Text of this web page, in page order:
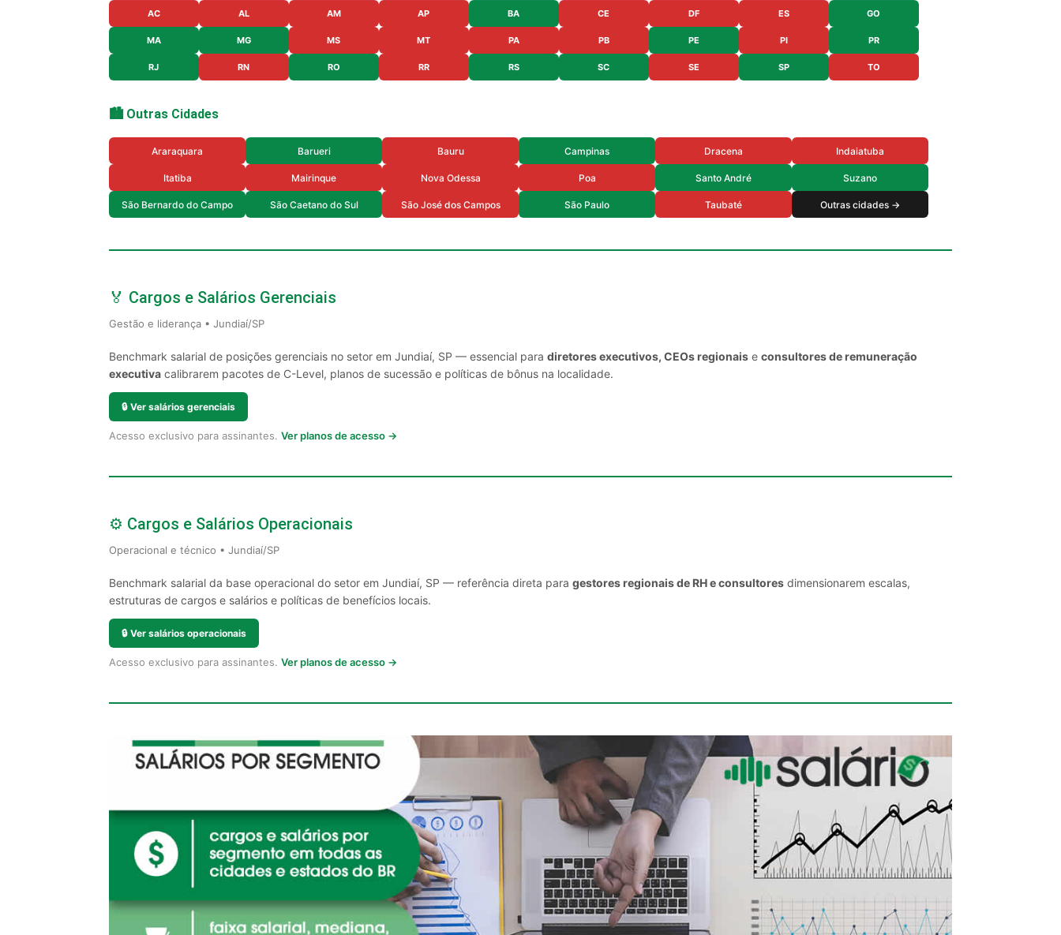
AC AL AM AP BA CE DF ES GO
MA MG MS MT PA PB PE PI PR
RJ RN RO RR RS SC SE SP TO
🏙️ Outras Cidades
Araraquara Barueri Bauru Campinas Dracena Indaiatuba
Itatiba Mairinque Nova Odessa Poa Santo André Suzano
São Bernardo do Campo São Caetano do Sul São José dos Campos São Paulo Taubaté Outras cidades →
🏅 Cargos e Salários Gerenciais
Gestão e liderança • Jundiaí/SP
Benchmark salarial de posições gerenciais no setor em Jundiaí, SP — essencial para diretores executivos, CEOs regionais e consultores de remuneração
executiva calibrarem pacotes de C-Level, planos de sucessão e políticas de bônus na localidade.
🔒 Ver salários gerenciais
Acesso exclusivo para assinantes. Ver planos de acesso →
⚙️ Cargos e Salários Operacionais
Operacional e técnico • Jundiaí/SP
Benchmark salarial da base operacional do setor em Jundiaí, SP — referência direta para gestores regionais de RH e consultores dimensionarem escalas,
estruturas de cargos e salários e políticas de benefícios locais.
🔒 Ver salários operacionais
Acesso exclusivo para assinantes. Ver planos de acesso →